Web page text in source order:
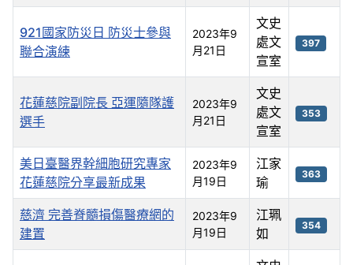
921國家防災日 防災士參與
聯合演練
2023年9
月21日
文史
處文
宣室
397
花蓮慈院副院長 亞運隨隊護
選手
2023年9
月21日
文史
處文
宣室
353
美日臺醫界幹細胞研究專家
花蓮慈院分享最新成果
2023年9
月19日
江家
瑜
363
慈濟 完善脊髓損傷醫療網的
建置
2023年9
月19日
江珮
如
354